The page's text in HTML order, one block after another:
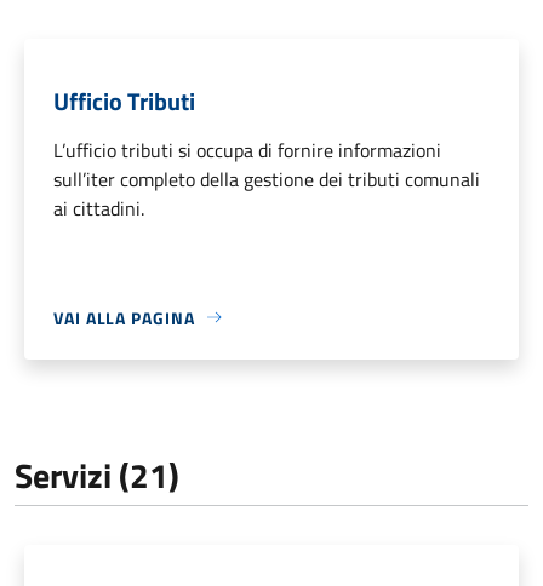
Ufficio Tributi
L’ufficio tributi si occupa di fornire informazioni
sull’iter completo della gestione dei tributi comunali
ai cittadini.
VAI ALLA PAGINA
Servizi (21)